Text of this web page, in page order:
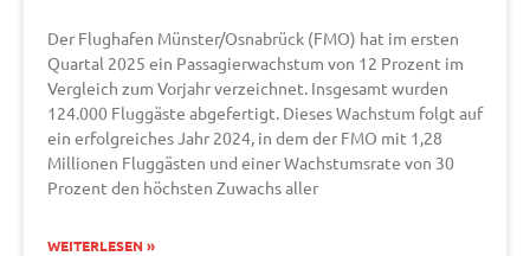
Der Flughafen Münster/Osnabrück (FMO) hat im ersten
Quartal 2025 ein Passagierwachstum von 12 Prozent im
Vergleich zum Vorjahr verzeichnet. Insgesamt wurden
124.000 Fluggäste abgefertigt. Dieses Wachstum folgt auf
ein erfolgreiches Jahr 2024, in dem der FMO mit 1,28
Millionen Fluggästen und einer Wachstumsrate von 30
Prozent den höchsten Zuwachs aller
WEITERLESEN »